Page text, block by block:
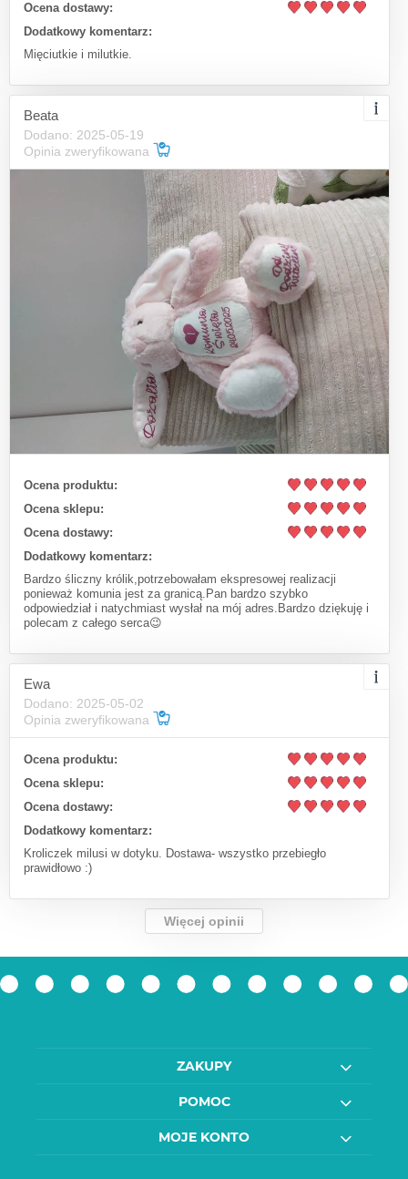
Ocena dostawy:
Dodatkowy komentarz:
Mięciutkie i milutkie.
Beata
Dodano: 2025-05-19
Opinia zweryfikowana
Ocena produktu:
Ocena sklepu:
Ocena dostawy:
Dodatkowy komentarz:
Bardzo śliczny królik,potrzebowałam ekspresowej realizacji
ponieważ komunia jest za granicą.Pan bardzo szybko
odpowiedział i natychmiast wysłał na mój adres.Bardzo dziękuję i
polecam z całego serca😉
Ewa
Dodano: 2025-05-02
Opinia zweryfikowana
Ocena produktu:
Ocena sklepu:
Ocena dostawy:
Dodatkowy komentarz:
Kroliczek milusi w dotyku. Dostawa- wszystko przebiegło
prawidłowo :)
Więcej opinii
ZAKUPY
POMOC
MOJE KONTO